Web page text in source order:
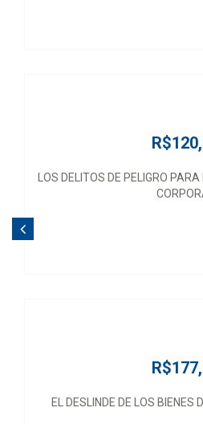
LOS DELITOS DE PELIGRO
EL DESLINDE DE LOS BIENES